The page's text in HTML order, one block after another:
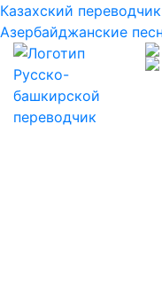
Казахский переводчик
Азербайджанские